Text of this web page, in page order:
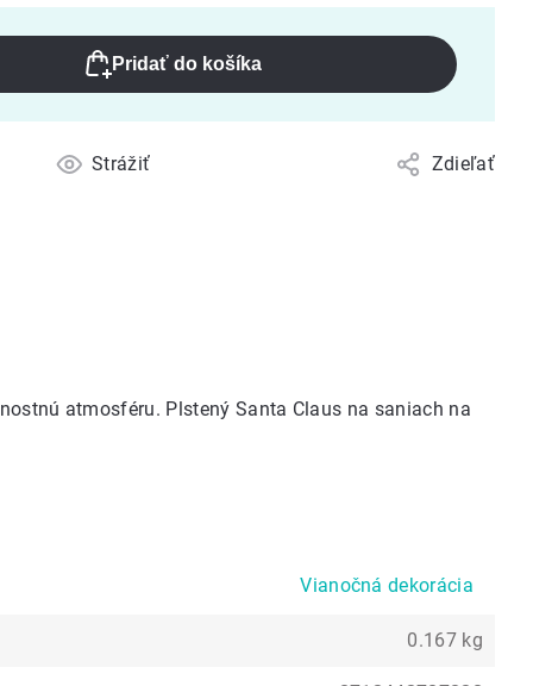
Pridať do košíka
Strážiť Zdieľať
atmosféru. Plstený Santa Claus na saniach na
Vianočná dekorácia
0.167 kg